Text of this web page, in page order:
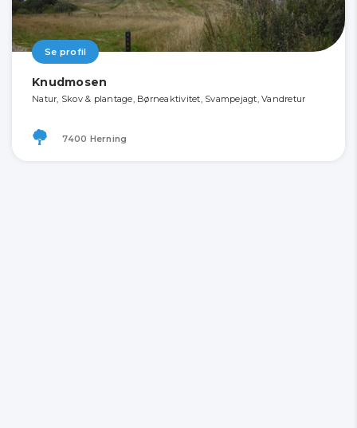
Se profil
Knudmosen
Natur, Skov & plantage, Børneaktivitet, Svampejagt, Vandretur
7400 Herning